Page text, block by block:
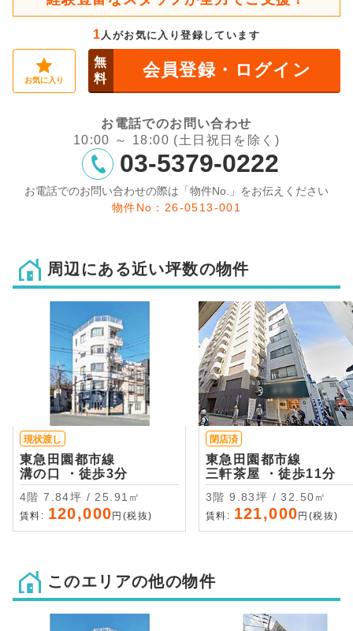
1人がお気に入り登録しています
お気に入り
無
料
会員登録・ログイン
お電話でのお問い合わせ
10:00 ～ 18:00 (土日祝日を除く)
03-5379-0222
お電話でのお問い合わせの際は「物件No.」をお伝えください
物件No：26-0513-001
周辺にある近い坪数の物件
現状渡し
東急田園都市線
溝の口 ・徒歩3分
4階 7.84坪 / 25.91㎡
賃料: 120,000 円(税抜)
閉店済
東急田園都市線
三軒茶屋 ・徒歩11分
3階 9.83坪 / 32.50㎡
賃料: 121,000 円(税抜)
このエリアの他の物件